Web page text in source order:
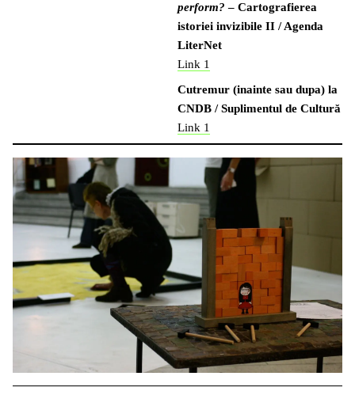
perform? – Cartografierea
istoriei invizibile II / Agenda
LiterNet
Link 1
Cutremur (inainte sau dupa) la
CNDB / Suplimentul de Cultură
Link 1